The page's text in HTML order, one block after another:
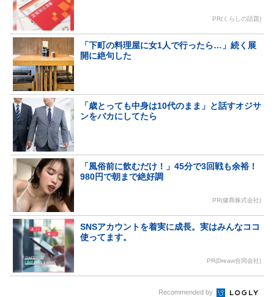
PR(くらしの話題)
「下町の料理屋に女1人で行ったら…」続く展
開に絶句した
「歳とっても中身は10代のまま」と話すオジサ
ンをバカにしてたら
「風俗前に飲むだけ！」45分で3回戦も余裕！
980円で朝まで絶好調
PR(健商株式会社)
SNSアカウントを着実に成長。実はみんなココ
使ってます。
PR(Dreaw合同会社)
Recommended by